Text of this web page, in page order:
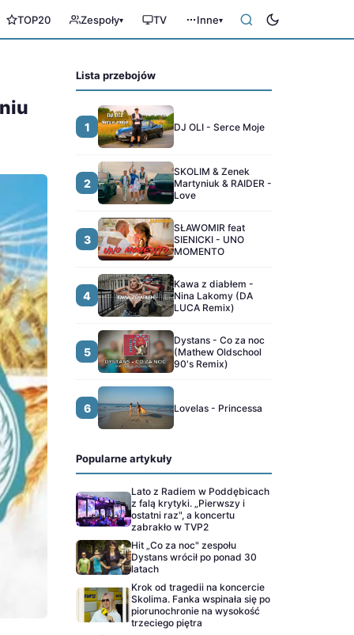
TOP20 Zespoły▾ TV Inne▾
Lista przebojów
1 DJ OLI - Serce Moje
2
SKOLIM & Zenek
Martyniuk & RAIDER -
Love
3
SŁAWOMIR feat
SIENICKI - UNO
MOMENTO
4
Kawa z diabłem -
Nina Lakomy (DA
LUCA Remix)
5
Dystans - Co za noc
(Mathew Oldschool
90's Remix)
6 Lovelas - Princessa
Popularne artykuły
Lato z Radiem w Poddębicach
z falą krytyki. „Pierwszy i
ostatni raz", a koncertu
zabrakło w TVP2
Hit „Co za noc" zespołu
Dystans wrócił po ponad 30
latach
Krok od tragedii na koncercie
Skolima. Fanka wspinała się po
piorunochronie na wysokość
trzeciego piętra